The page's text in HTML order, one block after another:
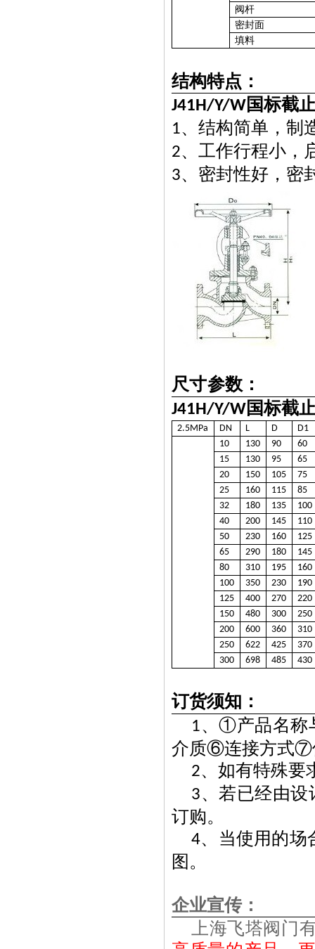
阀杆
密封面
填料
结构特点：
J41H/Y/W国标截
1、结构简单，制
2、工作行程小，
3、密封性好，密
尺寸参数：
J41H/Y/W国标截
2.5MPa DN L D
D1
10
130 90
60
15
130 95
65
20
150 105
75
25
160 115
85
32
180 135
100
40
200 145
110
50
230 160
125
65
290 180
145
80
310 195
160
100
350 230
190
125
400 270
220
150
480 300
250
200
600 360
310
250
622 425
370
300
698 485 430
订货须知：
1、①产品名
介质⑥连接方式⑦
2、如有特殊要
3、若已经由
订购。
4、当使用的场
图。
企业宣传：
上海飞塔阀门